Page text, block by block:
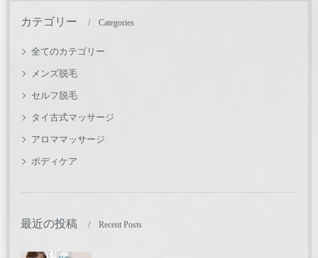
カテゴリー Categories
全てのカテゴリー
メンズ脱毛
セルフ脱毛
タイ古式マッサージ
アロママッサージ
ボディケア
最近の投稿 Recent Posts